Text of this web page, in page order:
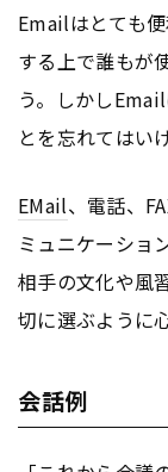
Emailはとても便
する上で誰もが
う。しかし
とを忘れてはい
EMail、電話、
ミュニケーショ
相手の文化や風
切に選ぶように
会話例